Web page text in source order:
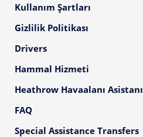
Kullanım Şartları
Gizlilik Politikası
Drivers
Hammal Hizmeti
Heathrow Havaalanı Asistanı
FAQ
Special Assistance Transfers